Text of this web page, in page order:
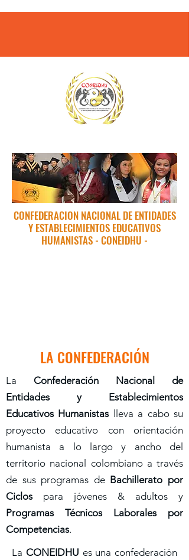
CONFEDERACION NACIONAL DE ENTIDADES
Y ESTABLECIMIENTOS EDUCATIVOS
HUMANISTAS - CONEIDHU -
LA CONFEDERACIÓN
La Confederación Nacional de
Entidades y Establecimientos
Educativos Humanistas
lleva a cabo su
proyecto educativo con orientación
humanista a lo largo y ancho del
territorio nacional colombiano a través
de sus programas de Bachillerato por
Ciclospara jóvenes & adultos y
Programas Técnicos Laborales por
Competencias.
La CONEIDHU es una confederación